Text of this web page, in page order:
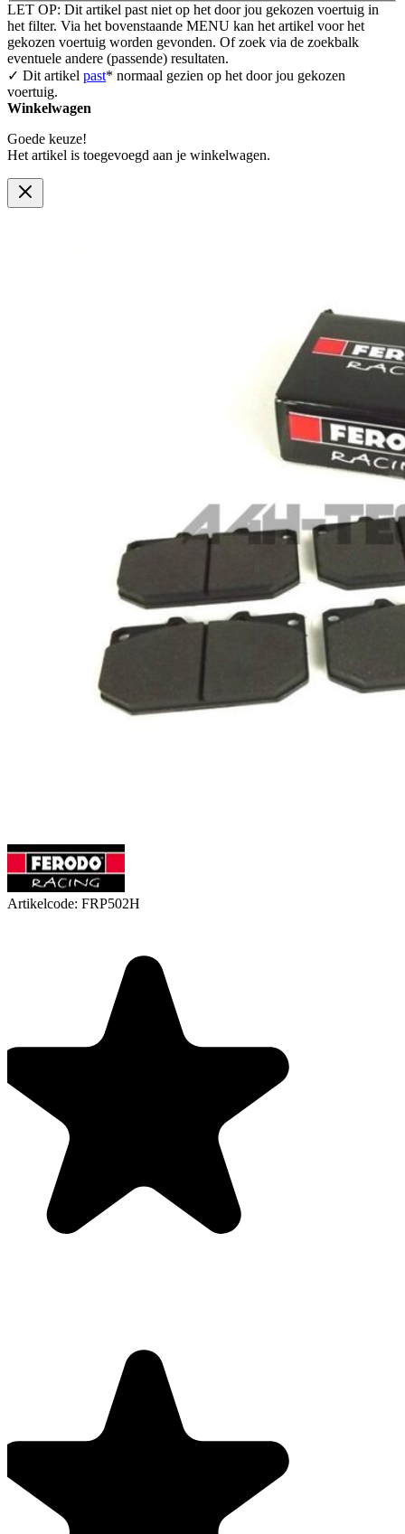
LET OP: Dit artikel past niet op het door jou gekozen voertuig in
het filter. Via het bovenstaande MENU kan het artikel voor het
gekozen voertuig worden gevonden. Of zoek via de zoekbalk
eventuele andere (passende) resultaten.
✓ Dit artikel past* normaal gezien op het door jou gekozen
voertuig.
Winkelwagen
Goede keuze!
Het artikel is toegevoegd aan je winkelwagen.
Artikelcode: FRP502H